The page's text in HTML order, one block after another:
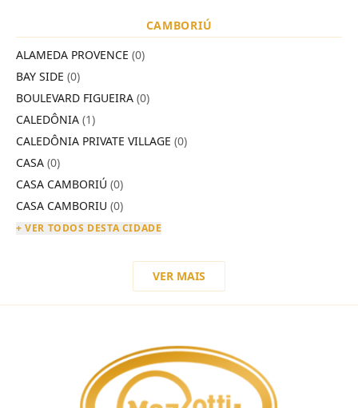
CAMBORIÚ
ALAMEDA PROVENCE (0)
BAY SIDE (0)
BOULEVARD FIGUEIRA (0)
CALEDÔNIA (1)
CALEDÔNIA PRIVATE VILLAGE (0)
CASA (0)
CASA CAMBORIÚ (0)
CASA CAMBORIU (0)
+ VER TODOS DESTA CIDADE
VER MAIS